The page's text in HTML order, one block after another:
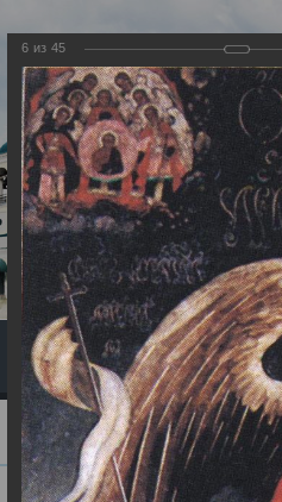
Экскурсия
Главная
6 из 45